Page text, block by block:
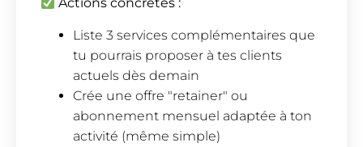
Actions concrètes :
Liste 3 services complémentaires que
tu pourrais proposer à tes clients
actuels dès demain
Crée une offre "retainer" ou
abonnement mensuel adaptée à ton
activité (même simple)